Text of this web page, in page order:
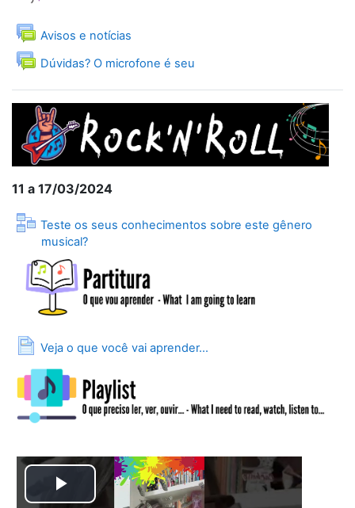
Avisos e notícias
Fórum
Dúvidas? O microfone é seu
Fórum
11 a 17/03/2024
Teste os seus conhecimentos sobre este gênero
musical?
Lição
Veja o que você vai aprender...
Página
Tocar